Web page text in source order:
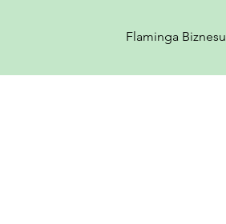
Flaminga Biznesu